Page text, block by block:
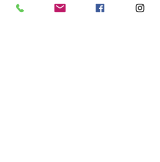
ключовий конфлікт, внутрішній конфлікт і
базовий конфлікт з точки зору